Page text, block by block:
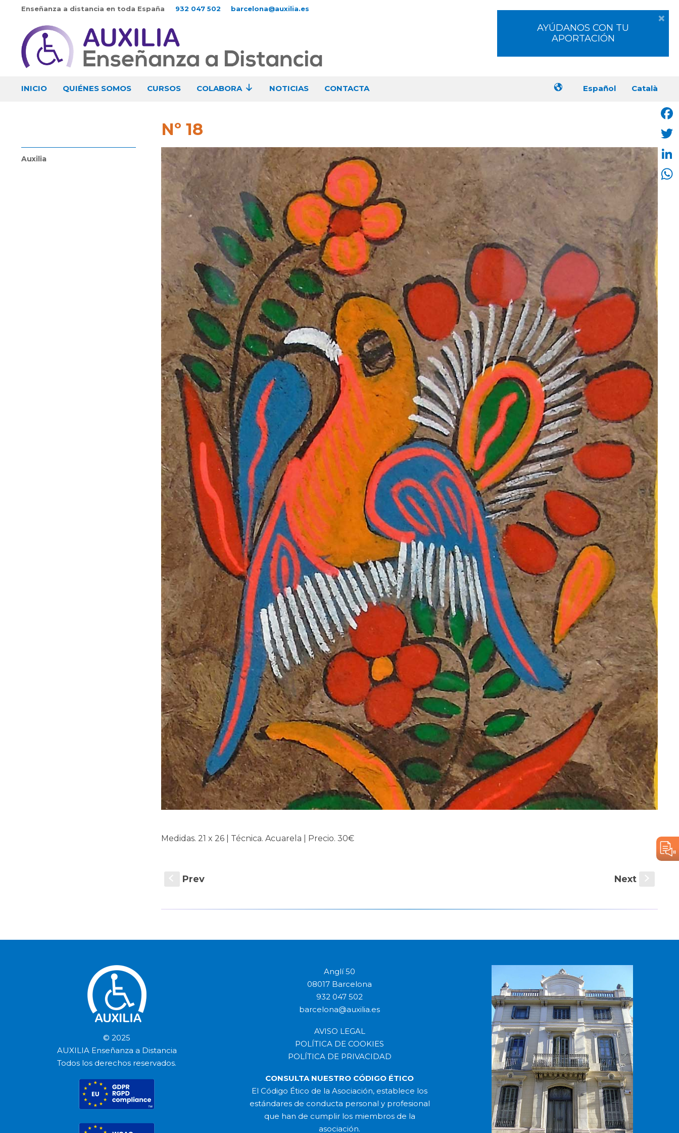
Enseñanza a distancia en toda España 932 047 502 barcelona@auxilia.es
INICIO QUIÉNES SOMOS CURSOS COLABORA NOTICIAS CONTACTA Español Català
Nº 18
Auxilia
Medidas. 21 x 26 | Técnica. Acuarela | Precio. 30€
Prev Next
© 2025
AUXILIA Enseñanza a Distancia
Todos los derechos reservados.
Anglí 50
08017 Barcelona
932 047 502
barcelona@auxilia.es
AVISO LEGAL
POLÍTICA DE COOKIES
POLÍTICA DE PRIVACIDAD
CONSULTA NUESTRO CÓDIGO ÉTICO
El Código Ético de la Asociación, establece los
estándares de conducta personal y profesional
que han de cumplir los miembros de la
asociación.
AJUDA’NS AMB LA TEVA
APORTACIÓ
×
AYÚDANOS CON TU
APORTACIÓN
×